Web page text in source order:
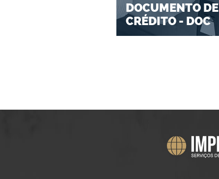
DOCUMENTO DE
CRÉDITO - DOC